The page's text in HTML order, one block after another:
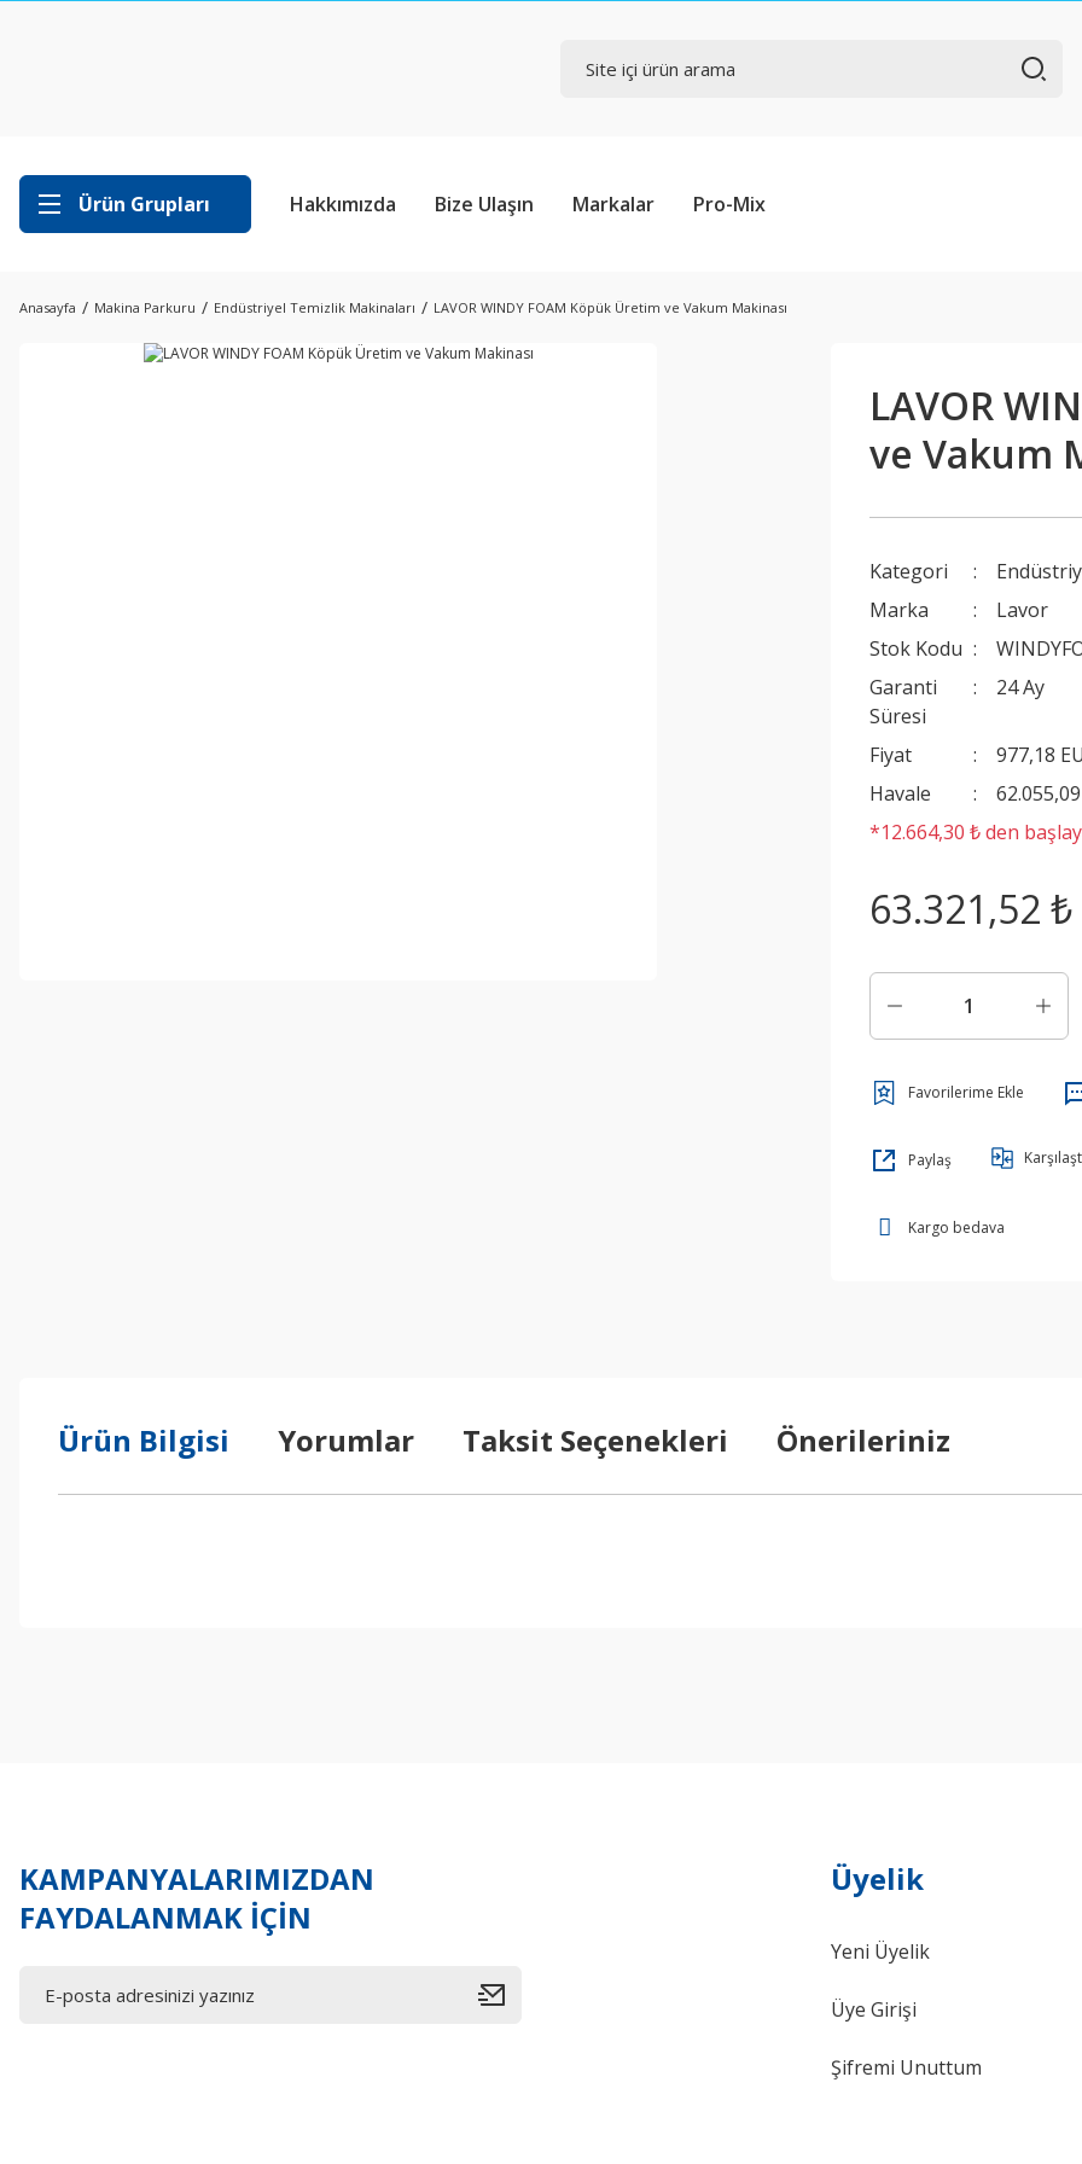
Ürün Grupları Hakkımızda Bize Ulaşın Markalar Pro-Mix
Anasayfa Makina Parkuru Endüstriyel Temizlik Makinaları LAVOR WINDY FOAM Köpük Üretim ve Vakum Makinası
LAVOR
ve Vakum
Kategori
Marka
Lavor
Stok Kodu
Garanti
Süresi
24 Ay
Fiyat
977,18
Havale
*12.664,30 ₺ den
63.321,52 ₺
Paylaş
Kargo bedava
Ürün Bilgisi Yorumlar Taksit Seçenekleri Önerileriniz
KAMPANYALARIMIZDAN
FAYDALANMAK İÇİN
Üyelik
Yeni Üyelik
Üye Girişi
Şifremi Unuttum